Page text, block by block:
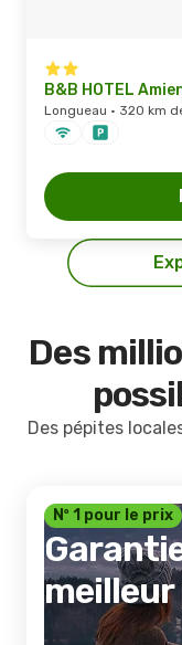
B&B HOTEL
Longueau · 320 km
Des
Des pépites
Nº 1 pour le prix
meilleur